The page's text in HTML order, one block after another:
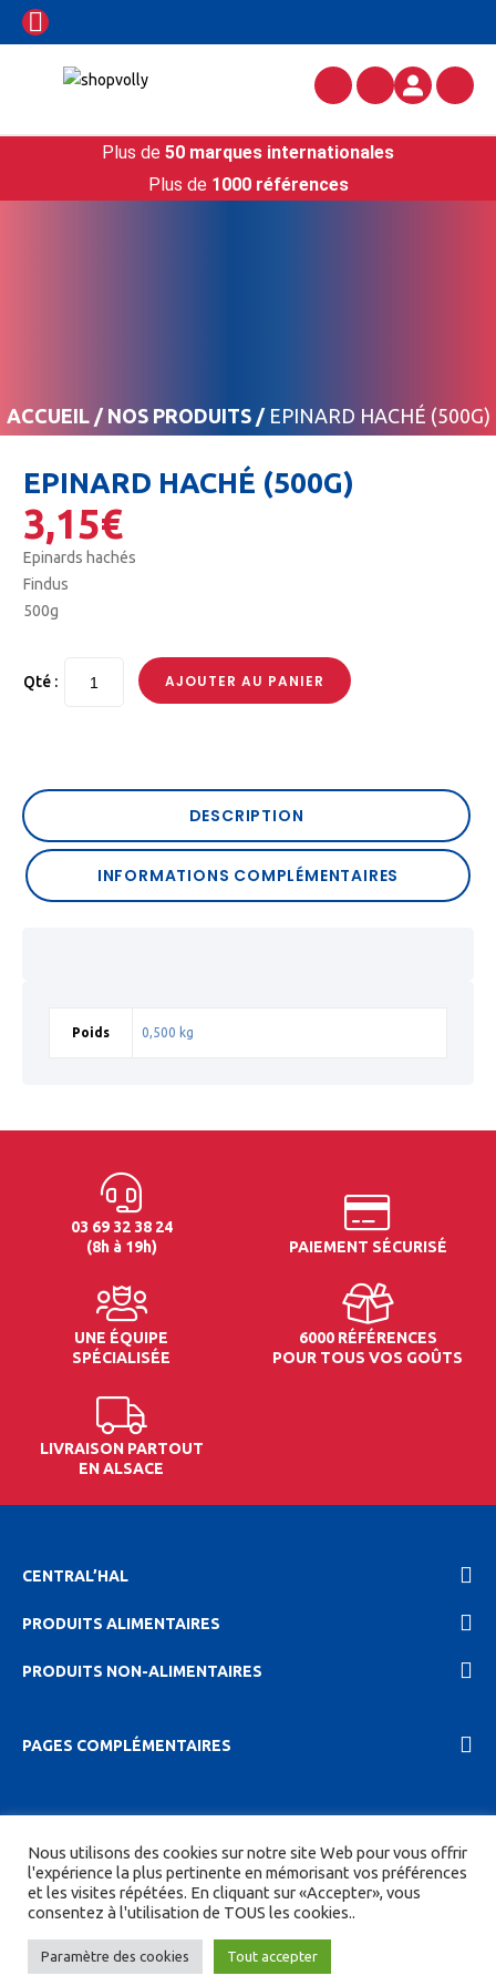
Plus de 50 marques internationales
Plus de 1000 références
ACCUEIL/ NOS PRODUITS/ EPINARD HACHÉ (500G)
EPINARD HACHÉ (500G)
3,15€
Epinards hachés
Findus
500g
Qté : AJOUTER AU PANIER
DESCRIPTION
INFORMATIONS COMPLÉMENTAIRES
Poids 0,500 kg
03 69 32 38 24
(8h à 19h)
PAIEMENT SÉCURISÉ
UNE ÉQUIPE
SPÉCIALISÉE
6000 RÉFÉRENCES
POUR TOUS VOS GOÛTS
LIVRAISON PARTOUT
EN ALSACE
CENTRAL’HAL
PRODUITS ALIMENTAIRES
PRODUITS NON-ALIMENTAIRES
PAGES COMPLÉMENTAIRES
confidentionalité| CGV| Tous droits réservés.
Site réalisé parDIGITICS etJoan HAEGELE
Nous utilisons des cookies sur notre site Web pour vous offrir
l'expérience la plus pertinente en mémorisant vos préférences
et les visites répétées. En cliquant sur «Accepter», vous
consentez à l'utilisation de TOUS les cookies..
Paramètre des cookies Tout accepter